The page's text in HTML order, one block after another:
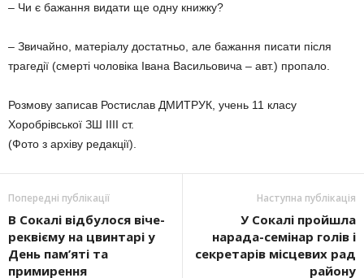
– Чи є бажання видати ще одну книжку?
– Звичайно, матеріалу достатньо, але бажання писати після
трагедії (смерті чоловіка Івана Васильовича – авт.) пропало.
Розмову записав Ростислав ДМИТРУК, учень 11 класу
Хоробрівської ЗШ IIII ст.
(Фото з архіву редакції).
Попередні публікації
В Сокалі відбулося віче-
реквієму на цвинтарі у
День пам’яті та
примирення
Наступна публікація
У Сокалі пройшла
нарада-семінар голів і
секретарів місцевих рад
району